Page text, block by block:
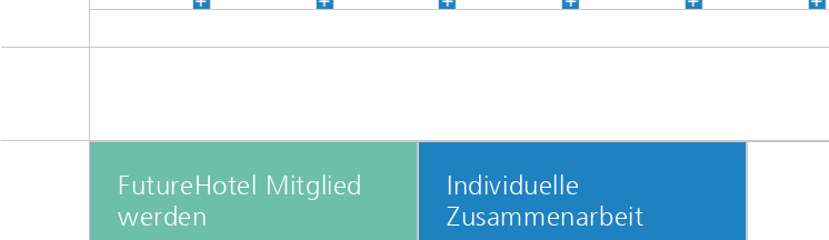
FutureHotel Mitglied
werden
Individuelle
Zusammenarbeit